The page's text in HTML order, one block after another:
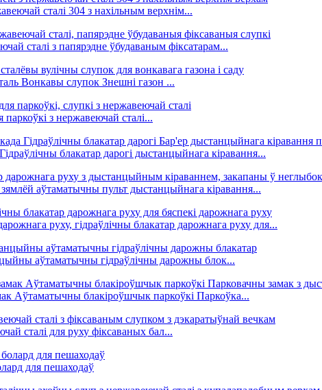
сталі 304 з нахільным верхнім...
сталі з папярэдне ўбудаваным фіксатарам...
Вонкавы слупок Знешні газон ...
з нержавеючай сталі...
блакатар дарогі дыстанцыйнага кіравання...
аўтаматычны пульт дыстанцыйнага кіравання...
руху, гідраўлічны блакатар дарожнага руху для...
аўтаматычны гідраўлічны дарожны блок...
Аўтаматычны блакіроўшчык паркоўкі Паркоўка...
сталі для руху фіксаваных бал...
для пешаходаў